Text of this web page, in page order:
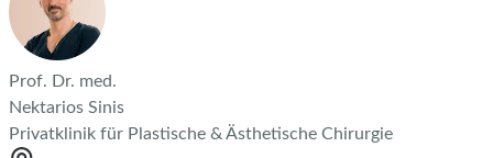
Prof. Dr. med.
Nektarios Sinis
Privatklinik für Plastische & Ästhetische Chirurgie